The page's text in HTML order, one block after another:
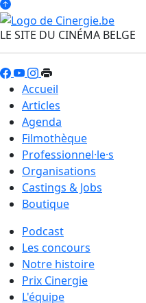
LE SITE DU CINÉMA BELGE
Accueil
Articles
Agenda
Filmothèque
Professionnel·le·s
Organisations
Castings & Jobs
Boutique
Podcast
Les concours
Notre histoire
Prix Cinergie
L'équipe